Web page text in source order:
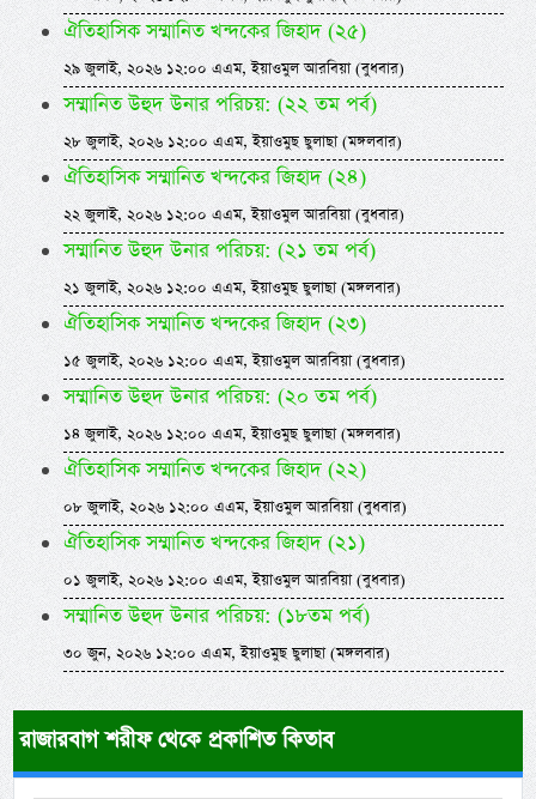
ঐতিহাসিক সম্মানিত খন্দকের জিহাদ (২৫)
২৯ জুলাই, ২০২৬ ১২:০০ এএম, ইয়াওমুল আরবিয়া (বুধবার)
সম্মানিত উহুদ উনার পরিচয়: (২২ তম পর্ব)
২৮ জুলাই, ২০২৬ ১২:০০ এএম, ইয়াওমুছ ছুলাছা (মঙ্গলবার)
ঐতিহাসিক সম্মানিত খন্দকের জিহাদ (২৪)
২২ জুলাই, ২০২৬ ১২:০০ এএম, ইয়াওমুল আরবিয়া (বুধবার)
সম্মানিত উহুদ উনার পরিচয়: (২১ তম পর্ব)
২১ জুলাই, ২০২৬ ১২:০০ এএম, ইয়াওমুছ ছুলাছা (মঙ্গলবার)
ঐতিহাসিক সম্মানিত খন্দকের জিহাদ (২৩)
১৫ জুলাই, ২০২৬ ১২:০০ এএম, ইয়াওমুল আরবিয়া (বুধবার)
সম্মানিত উহুদ উনার পরিচয়: (২০ তম পর্ব)
১৪ জুলাই, ২০২৬ ১২:০০ এএম, ইয়াওমুছ ছুলাছা (মঙ্গলবার)
ঐতিহাসিক সম্মানিত খন্দকের জিহাদ (২২)
০৮ জুলাই, ২০২৬ ১২:০০ এএম, ইয়াওমুল আরবিয়া (বুধবার)
ঐতিহাসিক সম্মানিত খন্দকের জিহাদ (২১)
০১ জুলাই, ২০২৬ ১২:০০ এএম, ইয়াওমুল আরবিয়া (বুধবার)
সম্মানিত উহুদ উনার পরিচয়: (১৮তম পর্ব)
৩০ জুন, ২০২৬ ১২:০০ এএম, ইয়াওমুছ ছুলাছা (মঙ্গলবার)
রাজারবাগ শরীফ থেকে প্রকাশিত কিতাব